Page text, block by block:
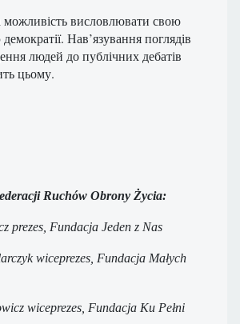
можливість висловлювати свою
Нав’язування поглядів
людей до публічних дебатів
цьому.
Ruchów Obrony Życia:
prezes, Fundacja Jeden z Nas
wiceprezes, Fundacja Małych
wiceprezes, Fundacja Ku Pełni